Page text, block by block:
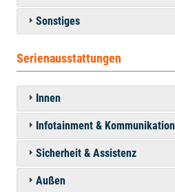
Sonstiges
Serienausstattungen
Innen
Infotainment & Kommunikation
Sicherheit & Assistenz
Außen